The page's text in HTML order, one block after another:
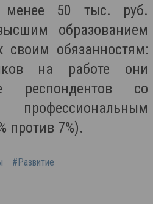
менее 50 тыс. руб.
образованием
своим обязанностям:
на работе они
респондентов со
против 7%).
#Развитие